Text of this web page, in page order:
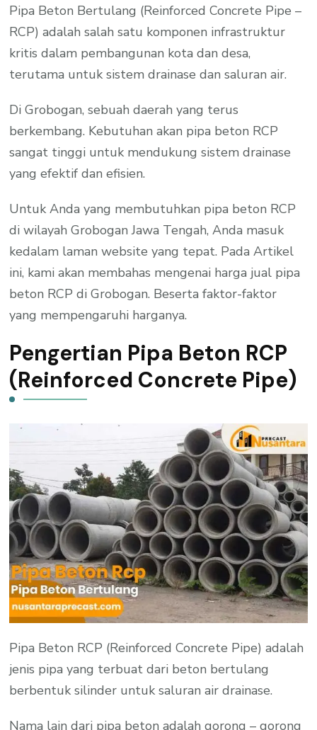
Pipa Beton Bertulang (Reinforced Concrete Pipe –
RCP) adalah salah satu komponen infrastruktur
kritis dalam pembangunan kota dan desa,
terutama untuk sistem drainase dan saluran air.
Di Grobogan, sebuah daerah yang terus
berkembang. Kebutuhan akan pipa beton RCP
sangat tinggi untuk mendukung sistem drainase
yang efektif dan efisien.
Untuk Anda yang membutuhkan pipa beton RCP
di wilayah Grobogan Jawa Tengah, Anda masuk
kedalam laman website yang tepat. Pada Artikel
ini, kami akan membahas mengenai harga jual pipa
beton RCP di Grobogan. Beserta faktor-faktor
yang mempengaruhi harganya.
Pengertian Pipa Beton RCP
(Reinforced Concrete Pipe)
Pipa Beton RCP (Reinforced Concrete Pipe) adalah
jenis pipa yang terbuat dari beton bertulang
berbentuk silinder untuk saluran air drainase.
Nama lain dari pipa beton adalah gorong – gorong